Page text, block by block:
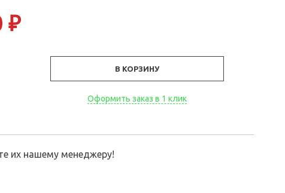
₽
В КОРЗИНУ
Оформить заказ в 1 клик
их нашему менеджеру!